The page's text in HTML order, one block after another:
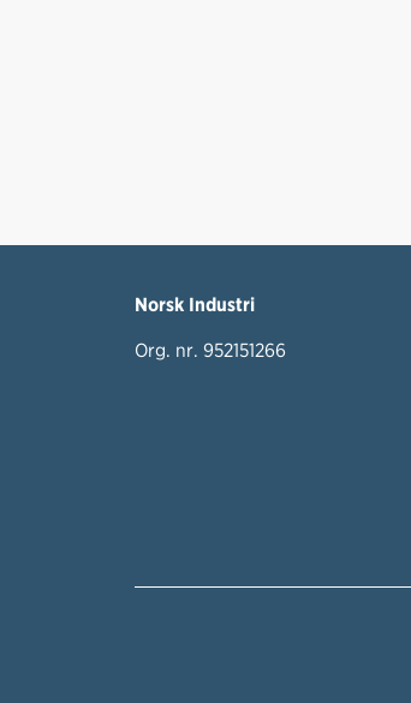
Norsk Industri
Org. nr. 952151266